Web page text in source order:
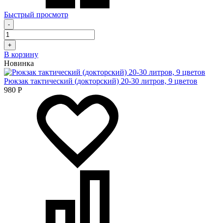
Быстрый просмотр
-
+
В корзину
Новинка
Рюкзак тактический (докторский) 20-30 литров, 9 цветов
980 Р